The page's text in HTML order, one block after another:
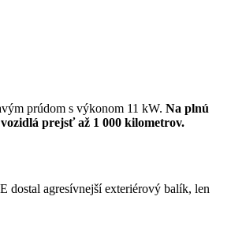
prúdom s výkonom 11 kW. Na plnú
prejsť až 1 000 kilometrov.
agresívnejší exteriérový balík, len